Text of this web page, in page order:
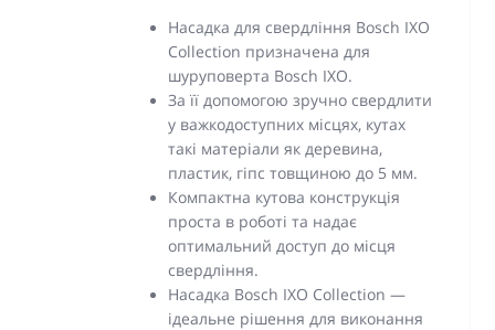
Насадка для свердління Bosch IXO
Collection призначена для
шуруповерта Bosch IXO.
За її допомогою зручно свердлити
у важкодоступних місцях, кутах
такі матеріали як деревина,
пластик, гіпс товщиною до 5 мм.
Компактна кутова конструкція
проста в роботі та надає
оптимальний доступ до місця
свердління.
Насадка Bosch IXO Collection —
ідеальне рішення для виконання